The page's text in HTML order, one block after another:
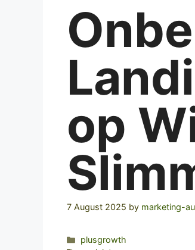
op
7 August 2025 by marketing-
Categories
plusgrowth